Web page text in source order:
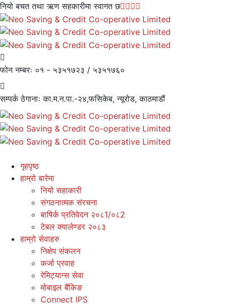
नियो बचत तथा ऋण सहकारीमा स्वागत छ
फोन नम्बरः ०१ - ५३५१७२३ / ५३५१७६०
सम्पर्क ठेगानाः का.म.न.पा.-२४,फसिकेब, न्यूरोड, काठमाडौं
गृहपृष्ठ
हाम्रो बारेमा
नियो सहाकारी
संगठनात्मक संरचना
बाषिर्क प्रतिवेदन २०८1/०८2
टेबल क्यालेण्डर २०८३
हाम्रो सेवाहरु
निक्षेप संकलन
कर्जा प्रवाह
रेमिट्यान्स सेवा
मोबाइल बैंकिङ
Connect IPS